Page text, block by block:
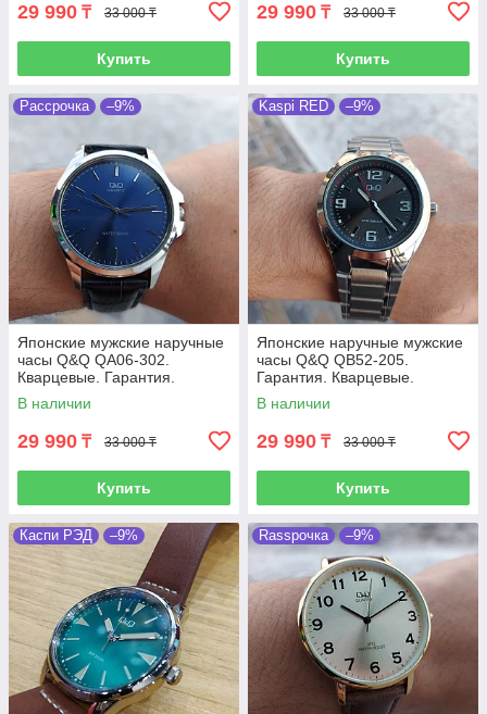
29 990 ₸ 33 000 ₸
Купить
29 990 ₸ 33 000 ₸
Купить
Рассрочка –9%
Японские мужские наручные
часы Q&Q QA06-302.
Кварцевые. Гарантия.
В наличии
29 990 ₸ 33 000 ₸
Купить
Kaspi RED –9%
Японские наручные мужские
часы Q&Q QB52-205.
Гарантия. Кварцевые.
В наличии
29 990 ₸ 33 000 ₸
Купить
Каспи РЭД –9% Rassрочка –9%